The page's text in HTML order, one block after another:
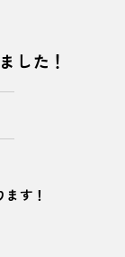
した！
す！